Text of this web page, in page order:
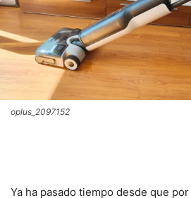
oplus_2097152
Ya ha pasado tiempo desde que